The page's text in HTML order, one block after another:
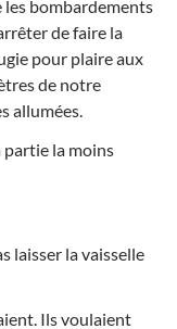
les bombardements
de faire la
pour plaire aux
de notre
allumées.
partie la moins
laisser la vaisselle
Ils voulaient